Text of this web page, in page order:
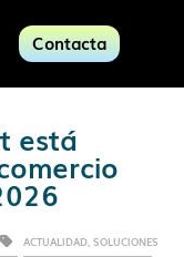
Contacta
está
ACTUALIDAD, SOLUCIONES